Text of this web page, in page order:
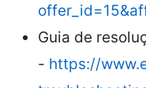
Guia de
- https://